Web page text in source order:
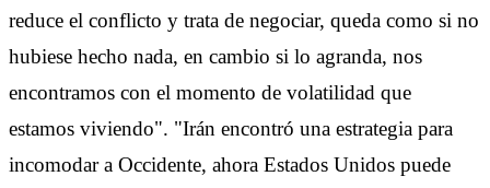
reduce el conflicto y trata de negociar, queda como si no
hubiese hecho nada, en cambio si lo agranda, nos
encontramos con el momento de volatilidad que
estamos viviendo". "Irán encontró una estrategia para
incomodar a Occidente, ahora Estados Unidos puede